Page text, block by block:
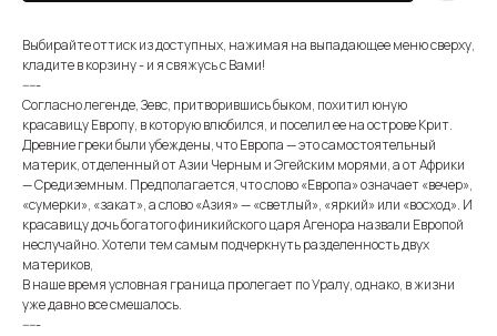
Выбирайте оттиск из доступных, нажимая на выпадающее меню сверху,
кладите в корзину - и я свяжусь с Вами!
-----
Согласно легенде, Зевс, притворившись быком, похитил юную
красавицу Европу, в которую влюбился, и поселил ее на острове Крит.
Древние греки были убеждены, что Европа — это самостоятельный
материк, отделенный от Азии Черным и Эгейским морями, а от Африки
— Средиземным. Предполагается, что слово «Европа» означает «вечер»,
«сумерки», «закат», а слово «Азия» — «светлый», «яркий» или «восход». И
красавицу дочь богатого финикийского царя Агенора назвали Европой
неслучайно. Хотели тем самым подчеркнуть разделенность двух
материков,
В наше время условная граница пролегает по Уралу, однако, в жизни
уже давно все смешалось.
-----